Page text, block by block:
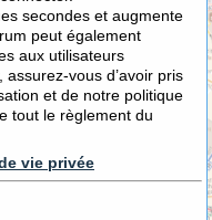
secondes et augmente
peut également
aux utilisateurs
vous d’avoir pris
et de notre politique
tout le règlement du
vie privée